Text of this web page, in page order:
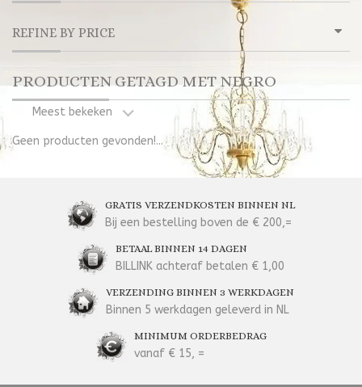
REFINE BY PRICE
PRODUCTEN GETAGD MET NEGRO
Meest bekeken
Geen producten gevonden!...
GRATIS VERZENDKOSTEN BINNEN NL
Bij een bestelling boven de € 200,=
BETAAL BINNEN 14 DAGEN
BILLINK achteraf betalen € 1,00
VERZENDING BINNEN 3 WERKDAGEN
Binnen 5 werkdagen geleverd in NL
MINIMUM ORDERBEDRAG
vanaf € 15, =